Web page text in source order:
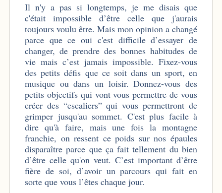
Il n'y a pas si longtemps, je me disais que
c'était impossible d’être celle que j'aurais
toujours voulu être. Mais mon opinion a changé
parce que ce oui c'est difficile d’essayer de
changer, de prendre des bonnes habitudes de
vie mais c’est jamais impossible. Fixez-vous
des petits défis que ce soit dans un sport, en
musique ou dans un loisir. Donnez-vous des
petits objectifs qui vont vous permettre de vous
créer des “escaliers” qui vous permettront de
grimper jusqu'au sommet. C'est plus facile à
dire qu'à faire, mais une fois la montagne
franchie, on ressent ce poids sur nos épaules
disparaître parce que ça fait tellement du bien
d’être celle qu'on veut. C’est important d’être
fière de soi, d’avoir un parcours qui fait en
sorte que vous l’êtes chaque jour.